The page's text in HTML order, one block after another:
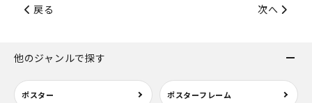
戻る 次へ
他のジャンルで探す
ポスター ポスターフレーム